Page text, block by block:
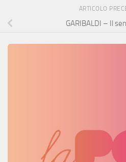
ARTICOLO
GARIBALDI – Il